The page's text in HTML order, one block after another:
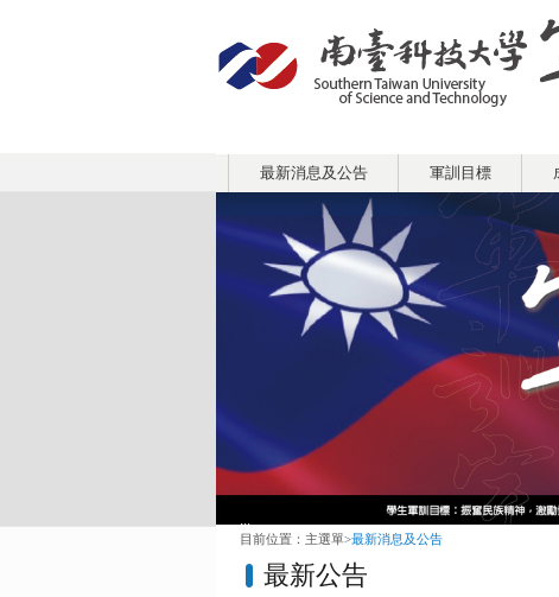
最新消息及公告 軍訓目標
:::
目前位置： 主選單>最新消息及公告
最新公告